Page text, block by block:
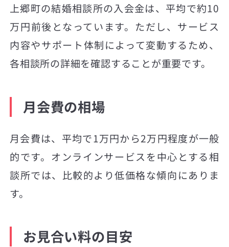
上郷町の結婚相談所の入会金は、平均で約10
万円前後となっています。ただし、サービス
内容やサポート体制によって変動するため、
各相談所の詳細を確認することが重要です。
月会費の相場
月会費は、平均で1万円から2万円程度が一般
的です。オンラインサービスを中心とする相
談所では、比較的より低価格な傾向にありま
す。
お見合い料の目安